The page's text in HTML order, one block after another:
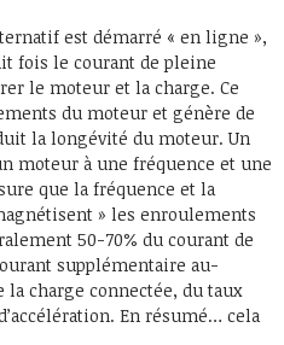
est démarré « en ligne »,
fois le courant de pleine
le moteur et la charge. Ce
du moteur et génère de
la longévité du moteur. Un
moteur à une fréquence et une
que la fréquence et la
» les enroulements
50-70% du courant de
supplémentaire au-
la charge connectée, du taux
En résumé… cela